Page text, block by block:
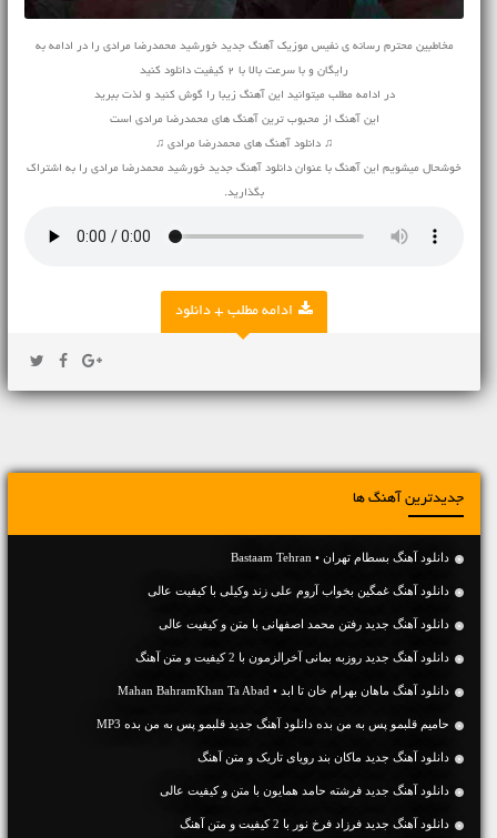
مخاطبین محترم رسانه ی نفیس موزیک آهنگ جدید خورشید محمدرضا مرادی را در ادامه به
رایگان و با سرعت بالا با 2 کیفیت دانلود کنید
در ادامه مطلب میتوانید این آهنگ زیبا را گوش کنید و لذت ببرید
این آهنگ از محبوب ترین آهنگ های محمدرضا مرادی است
♫ دانلود آهنگ های محمدرضا مرادی ♫
خوشحال میشویم این آهنگ با عنوان دانلود آهنگ جدید خورشید محمدرضا مرادی را به اشتراک
بگذارید.
ادامه مطلب + دانلود
جدیدترین آهنگ ها
دانلود آهنگ بسطام تهران • Bastaam Tehran
دانلود آهنگ غمگین بخواب آروم علی زند وکیلی با کیفیت عالی
دانلود آهنگ جديد رفتن محمد اصفهانی با متن و کیفیت عالی
دانلود آهنگ جديد روزبه بمانی آخرالزمون با 2 کیفیت و متن آهنگ
دانلود آهنگ ماهان بهرام خان تا ابد • Mahan BahramKhan Ta Abad
حامیم قلبمو پس به من بده دانلود آهنگ جدید قلبمو پس به من بده MP3
دانلود آهنگ جديد ماکان بند رویای تاریک و متن آهنگ
دانلود آهنگ جديد فرشته حامد همایون با متن و کیفیت عالی
دانلود آهنگ جديد فرزاد فرخ نور با 2 کیفیت و متن آهنگ